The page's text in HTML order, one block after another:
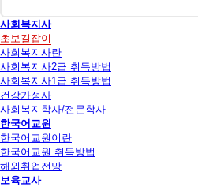
사회복지사
초보길잡이
사회복지사란
사회복지사2급 취득방법
사회복지사1급 취득방법
건강가정사
사회복지학사/전문학사
한국어교원
한국어교원이란
한국어교원 취득방법
해외취업전망
보육교사